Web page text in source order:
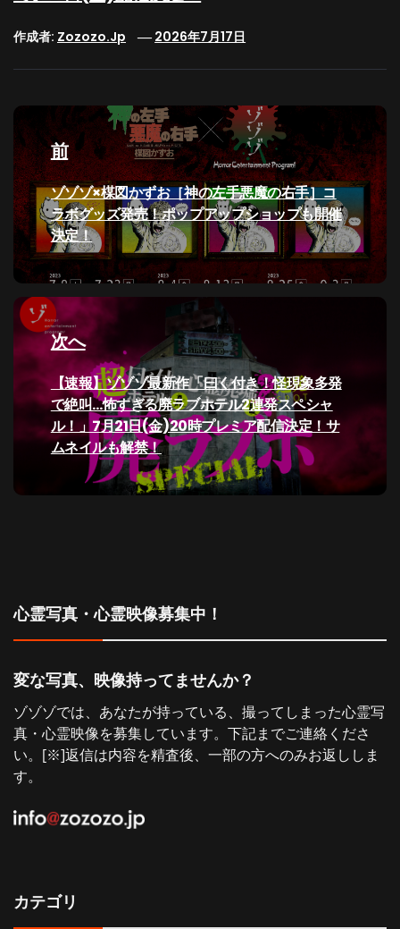
作成者: Zozozo.jp 2026年7月17日
稿
ナ
ビ
ゲ
ー
シ
ョ
ン
前
過
去
の
投
稿:
ゾゾゾ×楳図かずお［神の左手悪魔の右手］コ
ラボグッズ発売！ポップアップショップも開催
決定！
次へ
次
の
投
稿:
【速報】ゾゾゾ最新作「曰く付き！怪現象多発
で絶叫…怖すぎる廃ラブホテル2連発スペシャ
ル！」7月21日(金)20時プレミア配信決定！サ
ムネイルも解禁！
心霊写真・心霊映像募集中！
変な写真、映像持ってませんか？
ゾゾゾでは、あなたが持っている、撮ってしまった心霊写
真・心霊映像を募集しています。下記までご連絡くださ
い。[※]返信は内容を精査後、一部の方へのみお返ししま
す。
カテゴリ